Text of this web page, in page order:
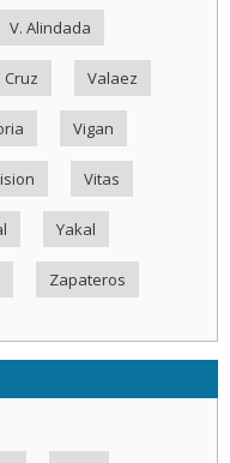
V. Alindada
Cruz Valaez
Vigan
Vitas
Yakal
Zapateros